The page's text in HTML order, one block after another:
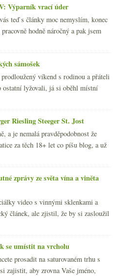
Výparník vrací úder
teď s články moc nemyslím, konec
hodně náročný a pak jsem
sámošek
víkend s rodinou a přáteli
ostatní lyžovali, já si oběhl místní
Riesling Steeger St. Jost
a je nemalá pravděpodobnost že
za těch 18+ let co píšu blog, a už
zprávy ze světa vína a viněta
video s vinnými sklenkami a
článek, ale zjistil, že by si zasloužil
se umístit na vrcholu
prosadit na saturovaném trhu s
zajistit, aby zrovna Vaše jméno,